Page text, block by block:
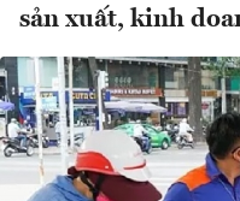
sản xuất, kinh